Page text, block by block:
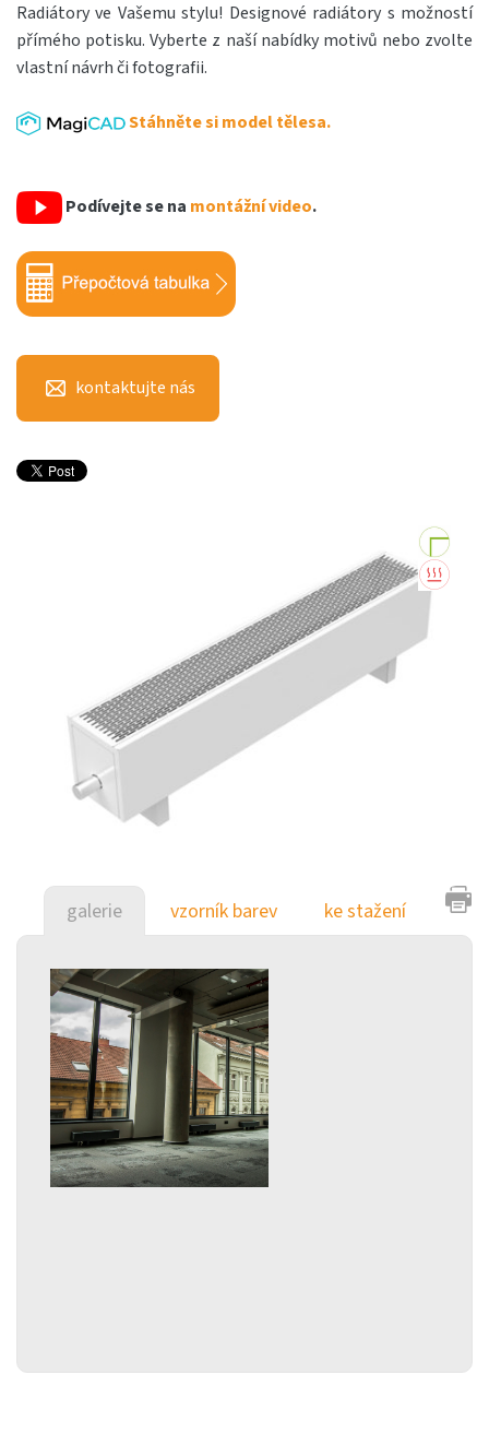
Radiátory ve Vašemu stylu! Designové radiátory s možností
přímého potisku. Vyberte z naší nabídky motivů nebo zvolte
vlastní návrh či fotografii.
Stáhněte si model tělesa.
Podívejte se na montážní video.
kontaktujte nás
galerie vzorník barev ke stažení